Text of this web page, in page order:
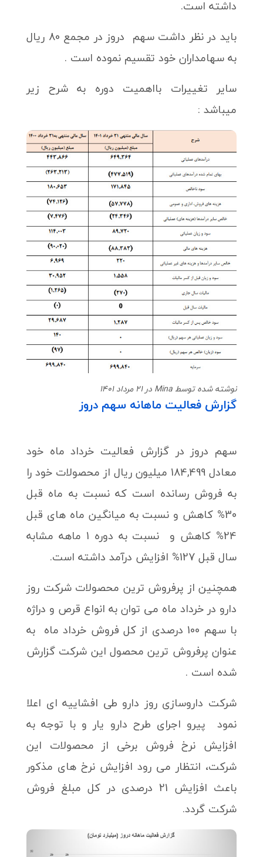
داشته است.
باید در نظر داشت سهم دروز در مجمع 80 ریال
به سهامداران خود تقسیم نموده است .
سایر تغییرات بااهمیت دوره به شرح زیر
میباشد :
نوشته شده توسط Mina در 21 مرداد 1401
گزارش فعالیت ماهانه سهم دروز
سهم دروز در گزارش فعالیت خرداد ماه خود
معادل 184,499 میلیون ریال از محصولات خود را
به فروش رسانده است که نسبت به ماه قبل
30% کاهش و نسبت به میانگین ماه های قبل
24% کاهش و نسبت به دوره 1 ماهه مشابه
سال قبل 127% افزایش درآمد داشته است.
همچنین از پرفروش ترین محصولات شرکت روز
دارو در خرداد ماه می توان به انواع قرص و دراژه
با سهم 100 درصدی از کل فروش خرداد ماه به
عنوان پرفروش ترین محصول این شرکت گزارش
شده است .
شرکت داروسازی روز دارو طی افشاییه ای اعلا
نمود پیرو اجرای طرح دارو یار و با توجه به
افزایش نرخ فروش برخی از محصولات این
شرکت، انتظار می رود افزایش نرخ های مذکور
باعث افزایش 21 درصدی در کل مبلغ فروش
شرکت گردد.